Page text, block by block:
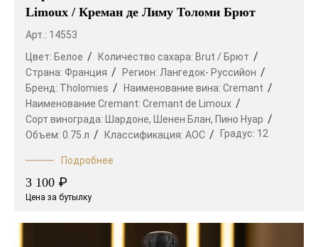
Limoux / Креман де Лиму Толоми Брют
Арт.: 14553
Цвет: Белое Количество сахара: Brut / Брют
Страна: Франция Регион: Лангедок- Руссийон
Бренд: Tholomies Наименование вина: Cremant
Наименование Cremant: Cremant de Limoux
Сорт винограда: Шардоне, Шенен Блан, Пино Нуар
Объем: 0.75 л Классификация: AOC Градус: 12
Подробнее
3 100 ₽
Цена за бутылку